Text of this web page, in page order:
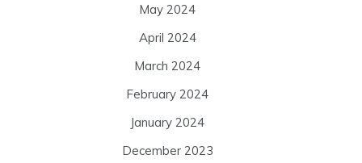
May 2024
April 2024
March 2024
February 2024
January 2024
December 2023